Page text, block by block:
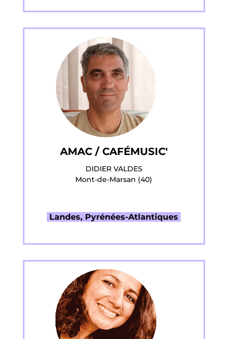
AMAC / CAFÉMUSIC'
DIDIER VALDES
Mont-de-Marsan (40)
Landes, Pyrénées-Atlantiques